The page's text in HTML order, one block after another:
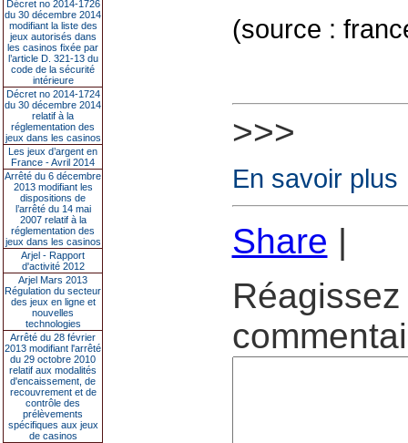
Décret no 2014-1726
du 30 décembre 2014
modifiant la liste des
jeux autorisés dans
les casinos fixée par
l’article D. 321-13 du
code de la sécurité
intérieure
Décret no 2014-1724
du 30 décembre 2014
relatif à la
réglementation des
jeux dans les casinos
Les jeux d’argent en
France - Avril 2014
Arrêté du 6 décembre
2013 modifiant les
dispositions de
l’arrêté du 14 mai
2007 relatif à la
réglementation des
jeux dans les casinos
Arjel - Rapport
d'activité 2012
Arjel Mars 2013
Régulation du secteur
des jeux en ligne et
nouvelles
technologies
Arrêté du 28 février
2013 modifiant l'arrêté
du 29 octobre 2010
relatif aux modalités
d'encaissement, de
recouvrement et de
contrôle des
prélèvements
spécifiques aux jeux
de casinos
(source :
>>>
En savoir plus
Share |